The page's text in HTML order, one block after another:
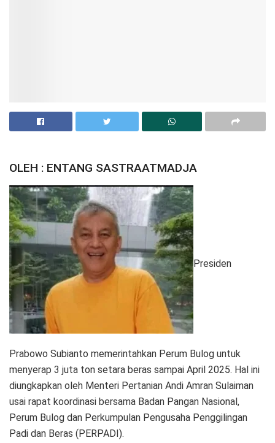
OLEH : ENTANG SASTRAATMADJA
Presiden
Prabowo Subianto memerintahkan Perum Bulog untuk
menyerap 3 juta ton setara beras sampai April 2025. Hal ini
diungkapkan oleh Menteri Pertanian Andi Amran Sulaiman
usai rapat koordinasi bersama Badan Pangan Nasional,
Perum Bulog dan Perkumpulan Pengusaha Penggilingan
Padi dan Beras (PERPADI).